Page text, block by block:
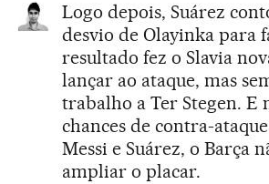
Logo depois, Suárez
desvio de Olayinka para
resultado fez o Slavia
lançar ao ataque, mas
trabalho a Ter Stegen. E
chances de contra-
Messi e Suárez, o Barça
ampliar o placar.